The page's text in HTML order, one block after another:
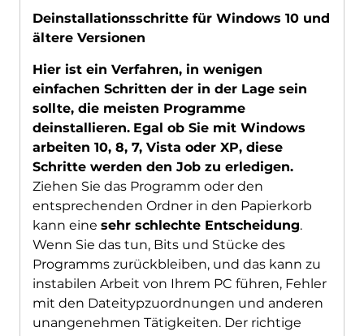
Deinstallationsschritte für Windows 10 und
ältere Versionen
Hier ist ein Verfahren, in wenigen
einfachen Schritten der in der Lage sein
sollte, die meisten Programme
deinstallieren. Egal ob Sie mit Windows
arbeiten 10, 8, 7, Vista oder XP, diese
Schritte werden den Job zu erledigen.
Ziehen Sie das Programm oder den
entsprechenden Ordner in den Papierkorb
kann eine sehr schlechte Entscheidung.
Wenn Sie das tun, Bits und Stücke des
Programms zurückbleiben, und das kann zu
instabilen Arbeit von Ihrem PC führen, Fehler
mit den Dateitypzuordnungen und anderen
unangenehmen Tätigkeiten. Der richtige